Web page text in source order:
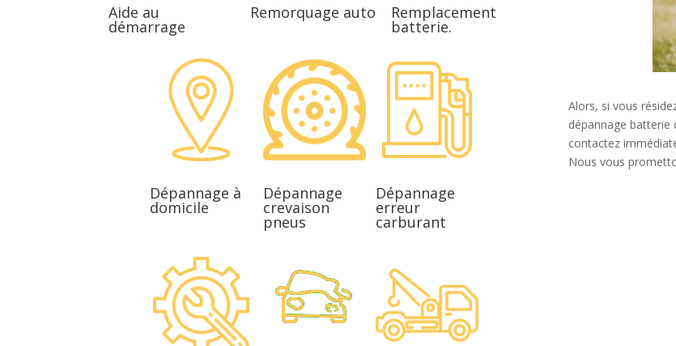
Aide au
démarrage
Remorquage auto Remplacement
batterie.
Dépannage à
domicile
Dépannage
crevaison
pneus
Dépannage
erreur
carburant
Alors, si vous
dépannage
contactez
Nous vous